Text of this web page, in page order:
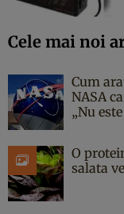
Cele mai noi
Cum
NASA
„Nu
O
salata